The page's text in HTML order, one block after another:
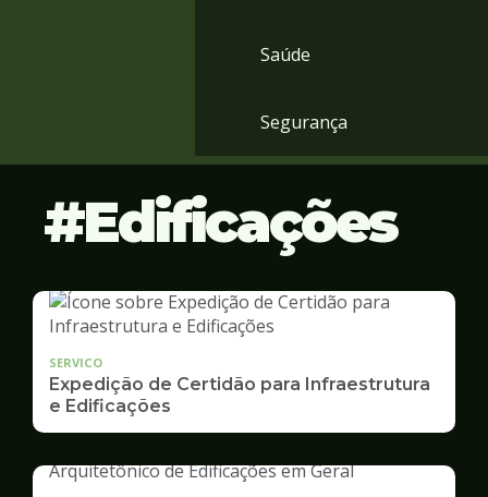
Saúde
Segurança
Edificações
SERVICO
Expedição de Certidão para Infraestrutura
e Edificações